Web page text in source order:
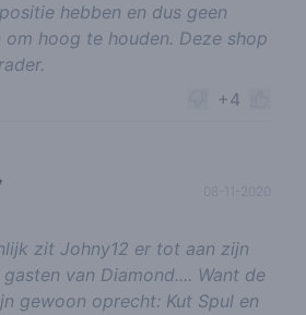
hebben en dus geen
om hoog te houden. Deze shop
+4
zit Johny12 er tot aan zijn
van Diamond.... Want de
gewoon oprecht: Kut Spul en